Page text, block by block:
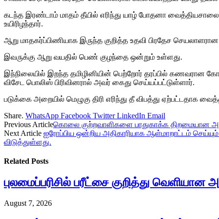
கடந்த இரண்டாம் மாதம் தீயில் எரிந்து யாழ் போதனா
உயிரிழந்தார்.
ஆறு மாதகர்ப்பிணியாக இருந்த குறித்த உதவி பிரதேச
இவருக்கு ஆறு வயதில் பெண் குழந்தை ஒன்றும் உள்ளது.
இந்நிலையில் இறந்த தமிழினியின் பெற்றோர் தரப்பில் கணவரான
விசேட பொலிஸ் பிரிவினரால் அவர் கைது செய்யப்பட்டுள்ளார்.
படுக்கை அறையில் மெழுகு திரி எரிந்து தீ விபத்து ஏற்பட்டதாக
Share. WhatsApp Facebook Twitter LinkedIn Email
Previous Articleகொலை குற்றவாளிகளை பாதுகாக்க திறமையான
Next Article ஐரோப்பிய ஒன்றிய அதிகாரியாக ஆள்மாறாட்டம்
விடுத்துள்ளது.
Related Posts
புலமைப்பரிசில் பரீட்சை குறித்து வெளியான
August 7, 2026